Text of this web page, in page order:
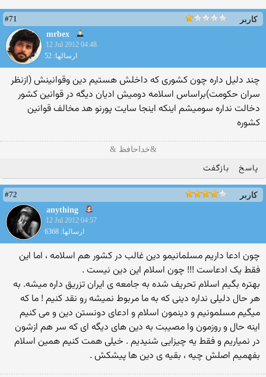
کاربر
#71
mrbex
12 Jul 2012 04:48
ارسالها: 52
چند دلیل داره چون کشوری که داخلش هستیم دین وقوانینش (ازنظر
سران حکومت)براساس اسلامه دومیش ادیان دیگه در قوانین کشور
دخالت نداره سومیشم اینکه اینجا سایت پورنو هد مخالف قوانین
کشوره
&خداحافظ &
پاسخ بازگفت
کاربر
#72
anything
12 Jul 2012 04:57
ارسالها: 6368
چون ادعا داریم مسلمانیمو دین غالب در کشور هم اسلامه ، اما این
فقط یک ادعاست !!! چون اسلام این دین نیست .
بهتره بگیم اسلام تحریف شده به جامعه ی ایران تزریق داره میشه. به
هر حال دلیلی نداره دینی که به ما مربوط نمیشه رو نقد کنیم ! ما که
میگیم مسلمونیم و دینمون اسلام و ادعای دونستن دین و می کنیم
اینه حال و روزمون وا مصیبت به دین های دیگه ای که سر هم ازشون
در نمیاریم و فقط یه چیزایی شنیدیم . خیلی همت کنیم همین اسلام
بفهمیم اصلش چیه ، بقیه ی دین ها پیشکش .